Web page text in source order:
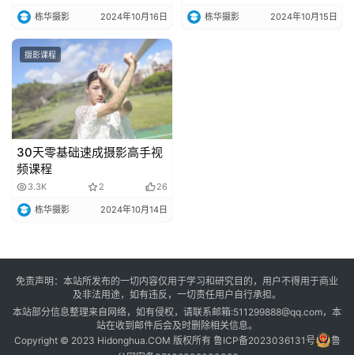
问
会
员
栋华摄影 2024年10月16日 栋华摄影 2024年10月15日
摄影课程
30天零基础速成摄影高手视
频课程
3.3K 2 26
栋华摄影 2024年10月14日
免责声明：本站所发布的一切内容仅用于学习和研究目的，用户不得用于商业
及非法用途，如有违反，一切责任用户自行承担。
本站部分信息整理来自网络，如有侵权，请联系邮箱:511299888@qq.com，本
站在收到邮件后会及时删除相关信息。
Copyright © 2023 Hidonghua.COM 版权所有 鲁ICP备2023036131号
鲁